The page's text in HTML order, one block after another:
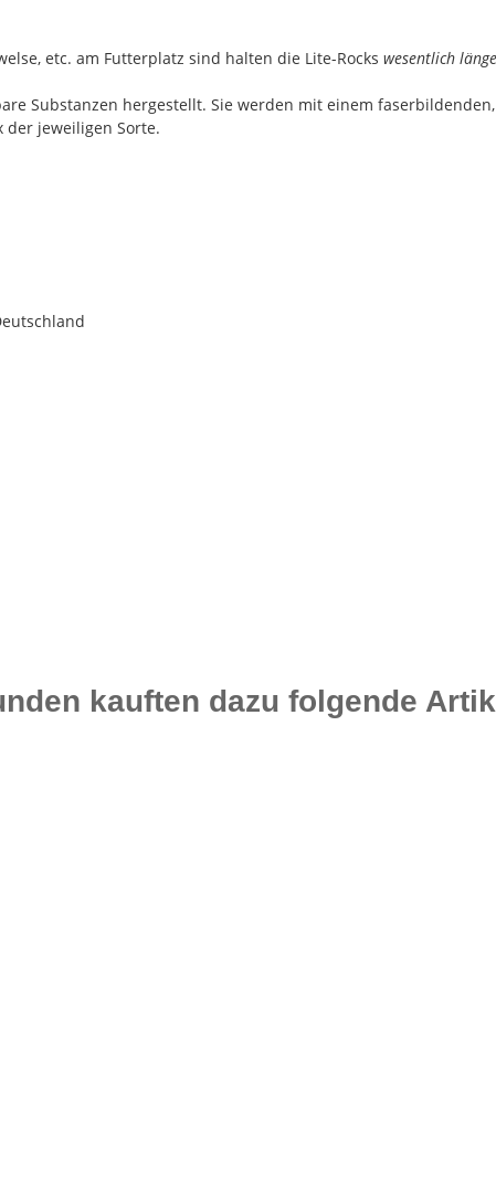
etc. am Futterplatz sind halten die Lite-Rocks wesentlich
Substanzen hergestellt. Sie werden mit einem
der jeweiligen Sorte.
kauften dazu folgende